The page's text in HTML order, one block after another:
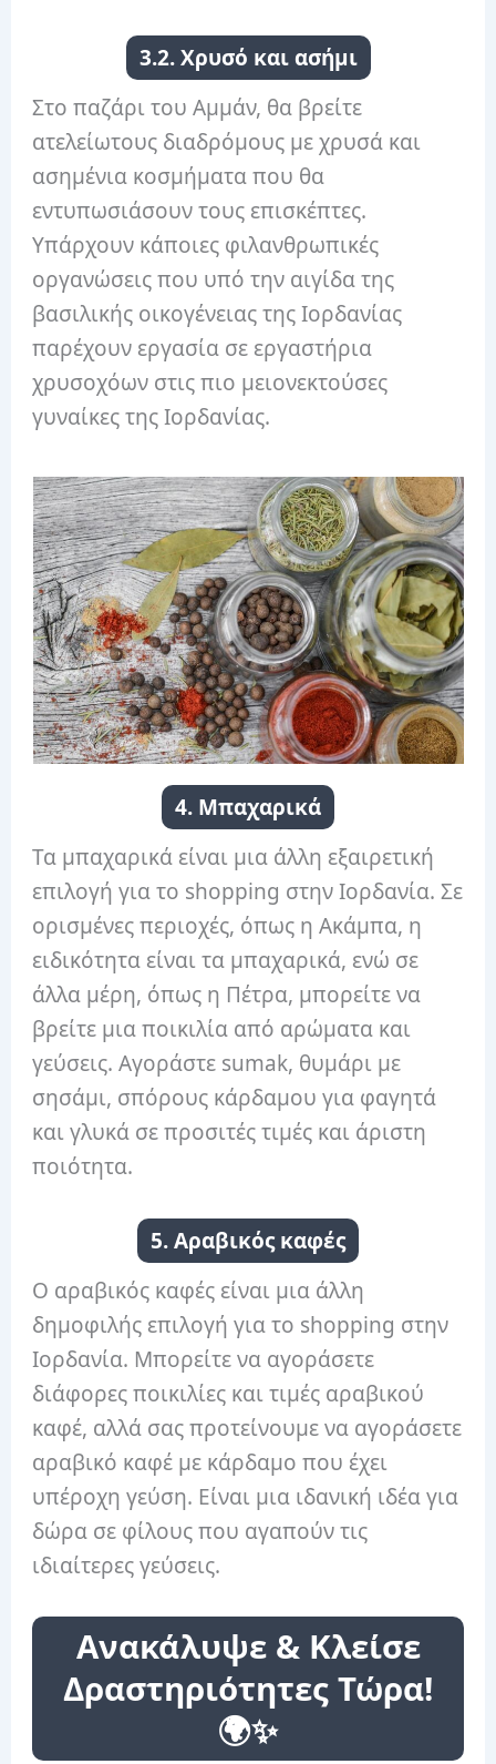
3.2. Χρυσό και ασήμι
Στο παζάρι του Αμμάν, θα βρείτε
ατελείωτους διαδρόμους με χρυσά και
ασημένια κοσμήματα που θα
εντυπωσιάσουν τους επισκέπτες.
Υπάρχουν κάποιες φιλανθρωπικές
οργανώσεις που υπό την αιγίδα της
βασιλικής οικογένειας της Ιορδανίας
παρέχουν εργασία σε εργαστήρια
χρυσοχόων στις πιο μειονεκτούσες
γυναίκες της Ιορδανίας.
4. Μπαχαρικά
Τα μπαχαρικά είναι μια άλλη εξαιρετική
επιλογή για το shopping στην Ιορδανία. Σε
ορισμένες περιοχές, όπως η Ακάμπα, η
ειδικότητα είναι τα μπαχαρικά, ενώ σε
άλλα μέρη, όπως η Πέτρα, μπορείτε να
βρείτε μια ποικιλία από αρώματα και
γεύσεις. Αγοράστε sumak, θυμάρι με
σησάμι, σπόρους κάρδαμου για φαγητά
και γλυκά σε προσιτές τιμές και άριστη
ποιότητα.
5. Αραβικός καφές
Ο αραβικός καφές είναι μια άλλη
δημοφιλής επιλογή για το shopping στην
Ιορδανία. Μπορείτε να αγοράσετε
διάφορες ποικιλίες και τιμές αραβικού
καφέ, αλλά σας προτείνουμε να αγοράσετε
αραβικό καφέ με κάρδαμο που έχει
υπέροχη γεύση. Είναι μια ιδανική ιδέα για
δώρα σε φίλους που αγαπούν τις
ιδιαίτερες γεύσεις.
Ανακάλυψε & Κλείσε
Δραστηριότητες Τώρα!
🌍✨